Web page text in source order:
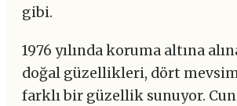
gibi.
1976 yılında koruma altına
doğal güzellikleri, dört
farklı bir güzellik sunuyor.